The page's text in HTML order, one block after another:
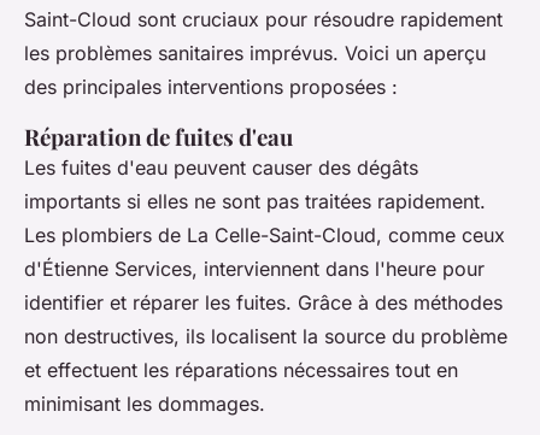
Saint-Cloud sont cruciaux pour résoudre rapidement
les problèmes sanitaires imprévus. Voici un aperçu
des principales interventions proposées :
Réparation de fuites d'eau
Les fuites d'eau peuvent causer des dégâts
importants si elles ne sont pas traitées rapidement.
Les plombiers de La Celle-Saint-Cloud, comme ceux
d'Étienne Services, interviennent dans l'heure pour
identifier et réparer les fuites. Grâce à des méthodes
non destructives, ils localisent la source du problème
et effectuent les réparations nécessaires tout en
minimisant les dommages.